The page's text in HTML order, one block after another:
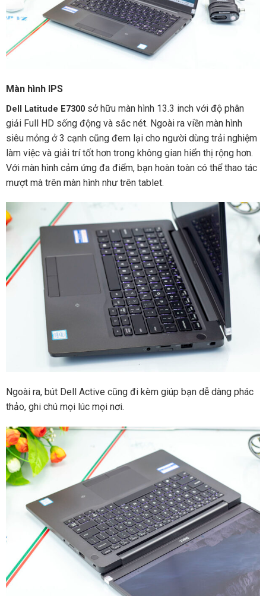
Màn hình IPS
Dell Latitude E7300sở hữu màn hình 13.3 inch với độ phân
giải Full HD sống động và sắc nét. Ngoài ra viền màn hình
siêu mỏng ở 3 cạnh cũng đem lại cho người dùng trải nghiệm
làm việc và giải trí tốt hơn trong không gian hiển thị rộng hơn.
Với màn hình cảm ứng đa điểm, bạn hoàn toàn có thể thao tác
mượt mà trên màn hình như trên tablet.
Ngoài ra, bút Dell Active cũng đi kèm giúp bạn dễ dàng phác
thảo, ghi chú mọi lúc mọi nơi.